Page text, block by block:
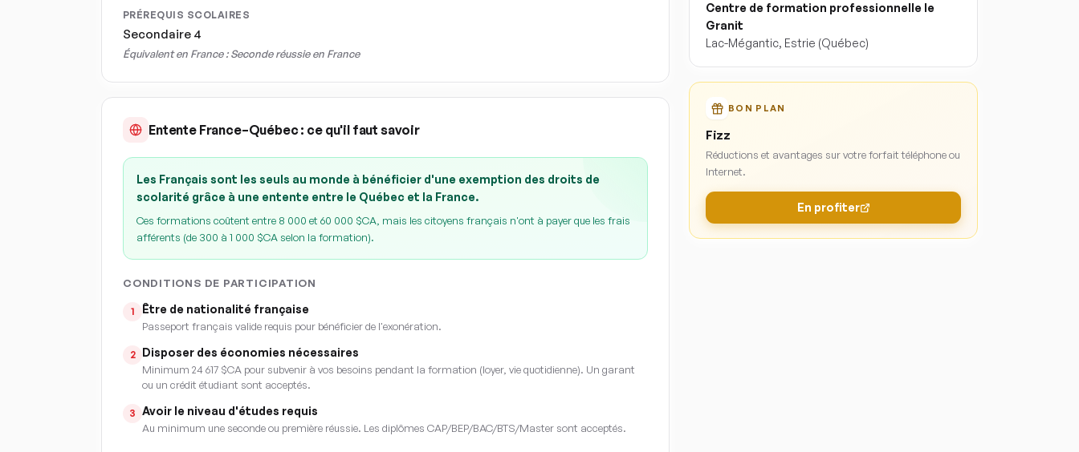
PRÉREQUIS SCOLAIRES
Secondaire 4
Équivalent en France :Seconde réussie en France
Entente France–Québec : ce qu'il faut savoir
Les Français sont les seuls au monde à bénéficier d'une exemption des droits de
scolarité grâce à une entente entre le Québec et la France.
Ces formations coûtent entre 8 000 et 60 000 $CA, mais les citoyens français n'ont à payer que les frais
afférents (de 300 à 1 000 $CA selon la formation).
CONDITIONS DE PARTICIPATION
1 Être de nationalité française
Passeport français valide requis pour bénéficier de l'exonération.
2 Disposer des économies nécessaires
Minimum 24 617 $CA pour subvenir à vos besoins pendant la formation (loyer, vie quotidienne). Un garant
ou un crédit étudiant sont acceptés.
3 Avoir le niveau d'études requis
Au minimum une seconde ou première réussie. Les diplômes CAP/BEP/BAC/BTS/Master sont acceptés.
Centre de formation professionnelle le
Granit
Lac-Mégantic, Estrie (Québec)
BON PLAN
Fizz
Réductions et avantages sur votre forfait téléphone ou
Internet.
En profiter